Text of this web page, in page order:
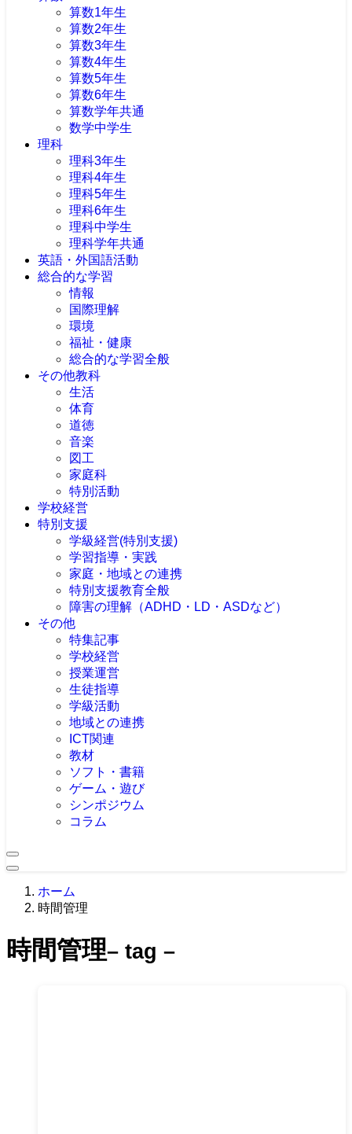
算数1年生
算数2年生
算数3年生
算数4年生
算数5年生
算数6年生
算数学年共通
数学中学生
理科
理科3年生
理科4年生
理科5年生
理科6年生
理科中学生
理科学年共通
英語・外国語活動
総合的な学習
情報
国際理解
環境
福祉・健康
総合的な学習全般
その他教科
生活
体育
道徳
音楽
図工
家庭科
特別活動
学校経営
特別支援
学級経営(特別支援)
学習指導・実践
家庭・地域との連携
特別支援教育全般
障害の理解（ADHD・LD・ASDなど）
その他
特集記事
学校経営
授業運営
生徒指導
学級活動
地域との連携
ICT関連
教材
ソフト・書籍
ゲーム・遊び
シンポジウム
コラム
ホーム
時間管理
時間管理– tag –